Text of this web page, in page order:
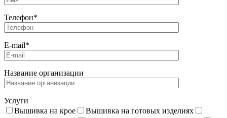
Телефон*
E-mail*
Название организации
Услуги
Вышивка на крое
Вышивка на готовых изделиях